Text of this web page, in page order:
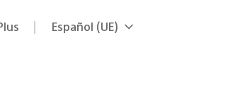
Selecciona
Región
Español (UE)